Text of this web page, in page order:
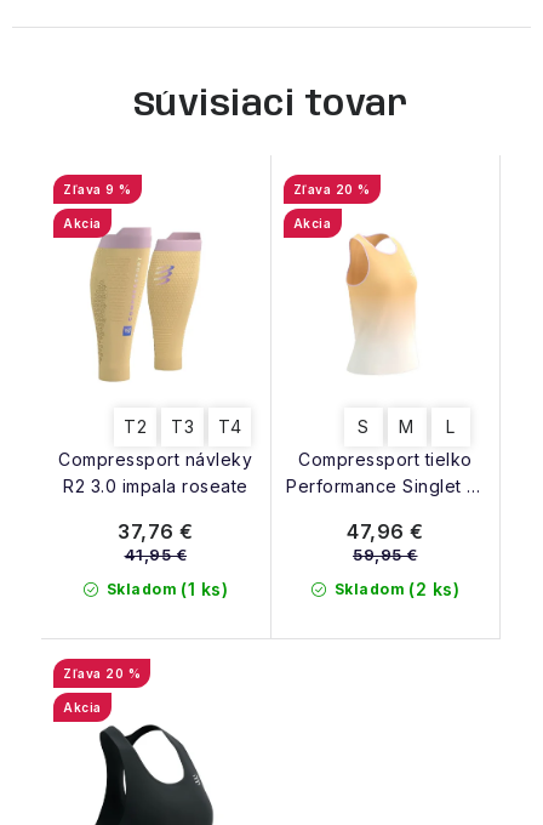
Súvisiaci tovar
Compressport návleky
R2 3.0 impala roseate
9 %
Akcia
T2 T3 T4
Skladom (1 ks)
37,76 €
41,95 €
Compressport tielko
Performance Singlet W
20 %
Akcia
S M L
Skladom (2 ks)
47,96 €
59,95 €
20 %
Akcia